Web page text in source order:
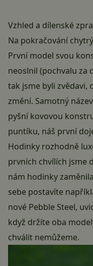
Vzhled a dílenské
Na pokračování
První model svou
neoslnil (pochvalu za
tak jsme byli zvědavi,
změní. Samotný
pyšní kovovou
puntíku, náš první
Hodinky rozhodně
prvních chvílích jsme
nám hodinky
sebe postavíte
nové Pebble Steel,
když držíte oba
chválit nemůžeme.